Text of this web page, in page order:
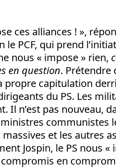
ces alliances ! »,
le PCF, qui prend
nous « impose » rien,
en question. Prétendre
propre capitulation
du PS. Les
Il n’est pas nouveau,
communistes
et les autres
Jospin, le PS nous «
en